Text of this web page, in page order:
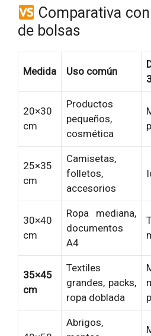
Comparativa
de bolsas
Medida Uso común
20×30
cm
Productos
pequeños,
cosmética
25×35
cm
Camisetas,
folletos,
accesorios
30×40
cm
Ropa mediana,
documentos
A4
35×45
cm
Textiles
grandes, packs,
ropa doblada
Abrigos,